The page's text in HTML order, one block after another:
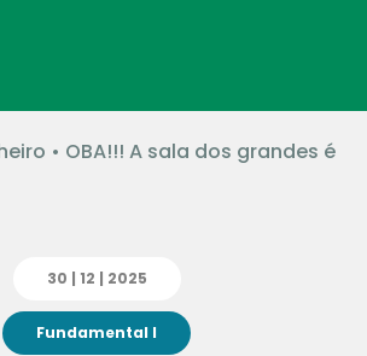
• OBA!!! A sala dos grandes é
30 | 12 | 2025
Fundamental I